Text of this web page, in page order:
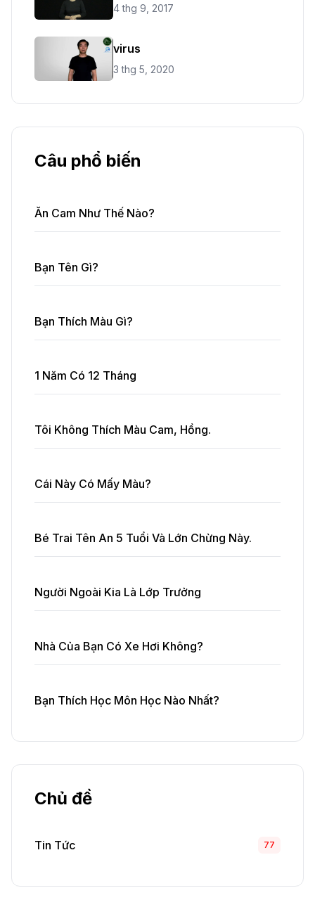
4 thg 9, 2017
virus
3 thg 5, 2020
Câu phổ biến
Ăn Cam Như Thế Nào?
Bạn Tên Gì?
Bạn Thích Màu Gì?
1 Năm Có 12 Tháng
Tôi Không Thích Màu Cam, Hồng.
Cái Này Có Mấy Màu?
Bé Trai Tên An 5 Tuổi Và Lớn Chừng Này.
Người Ngoài Kia Là Lớp Trưởng
Nhà Của Bạn Có Xe Hơi Không?
Bạn Thích Học Môn Học Nào Nhất?
Chủ đề
Tin Tức 77